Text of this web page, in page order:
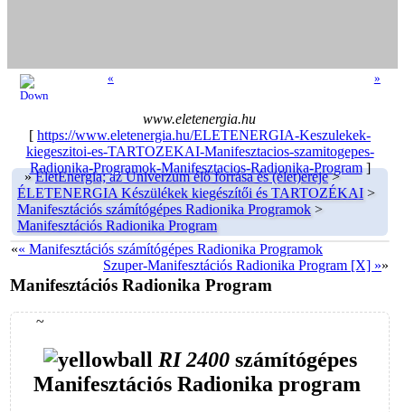
« »
www.eletenergia.hu
[ https://www.eletenergia.hu/ELETENERGIA-Keszulekek-
kiegeszitoi-es-TARTOZEKAI-Manifesztacios-szamitogepes-
Radionika-Programok-Manifesztacios-Radionika-Program]
»ÉletEnergia; az Univerzum élő forrása és (élet)ereje>
ÉLETENERGIA Készülékek kiegészítői és TARTOZÉKAI >
Manifesztációs számítógépes Radionika Programok >
Manifesztációs Radionika Program
«« Manifesztációs számítógépes Radionika Programok
Szuper-Manifesztációs Radionika Program [X] »»
Manifesztációs Radionika Program
~
RI 2400számítógépes
Manifesztációs Radionika program